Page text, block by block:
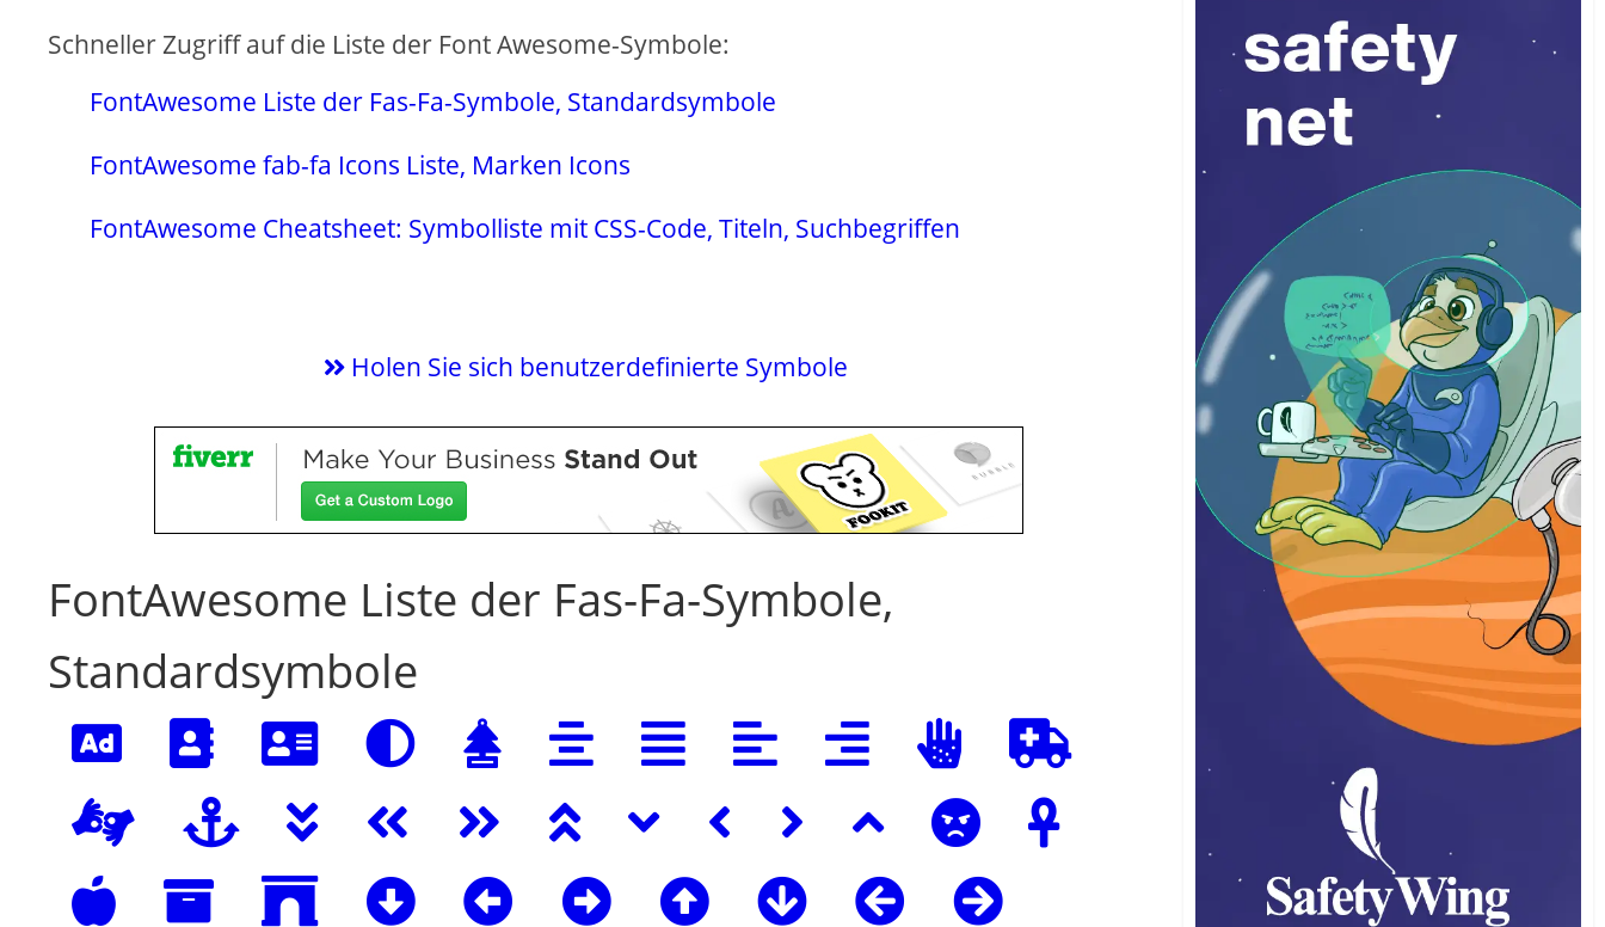
Schneller Zugriff auf die Liste der Font Awesome-Symbole:
FontAwesome Liste der Fas-Fa-Symbole, Standardsymbole
FontAwesome fab-fa Icons Liste, Marken Icons
FontAwesome Cheatsheet: Symbolliste mit CSS-Code, Titeln, Suchbegriffen
Holen Sie sich benutzerdefinierte Symbole
FontAwesome Liste der Fas-Fa-Symbole,
Standardsymbole